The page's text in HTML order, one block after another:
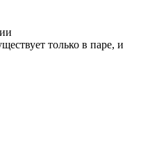
только в паре, и